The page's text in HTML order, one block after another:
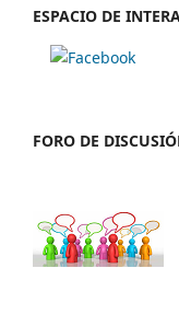
ESPACIO DE
FORO DE